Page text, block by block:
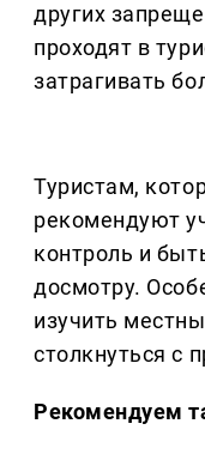
других
проходят в
затрагивать
Туристам,
рекомендуют
контроль и
досмотру.
изучить
столкнуться с
Рекомендуем